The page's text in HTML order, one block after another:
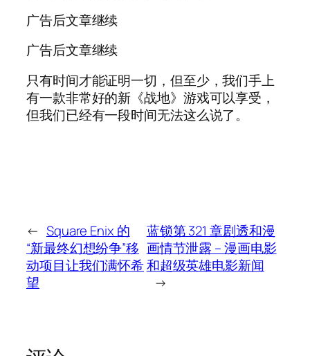
广告后文章继续
广告后文章继续
只有时间才能证明一切，但至少，我们手上
有一款非常好的新《战地》游戏可以享受，
但我们已经有一段时间无法这么说了。
← Square Enix 的
“新最终幻想纷争”移
动项目让我们满怀希
望
蓝锁第 321 章剧透和漫
画情节泄露 – 漫画电影
和超级英雄电影新闻
→